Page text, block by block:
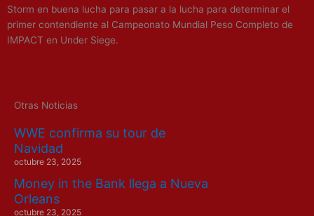
Storm en buena lucha para pasar a la lucha para determinar el
primer contendiente al Campeonato Mundial Peso Completo de
IMPACT en Under Siege.
Otras Noticias
WWE confirma su tour de
Navidad
octubre 23, 2025
Money in the Bank llega a Nueva
Orleans
octubre 23, 2025